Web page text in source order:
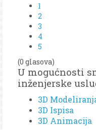
1
2
3
4
5
(0 glasova)
U mogućnosti
inženjerske
3D
3D Ispisa
3D Animacija